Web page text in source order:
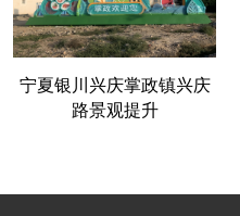
宁夏银川兴庆掌政镇兴庆
路景观提升